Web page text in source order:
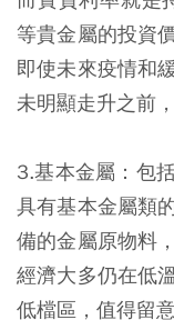
等貴金屬的投資
即使未來疫情和
未明顯走升之前
3.基本金屬：包
具有基本金屬類
備的金屬原物料
經濟大多仍在低
低檔區，值得留